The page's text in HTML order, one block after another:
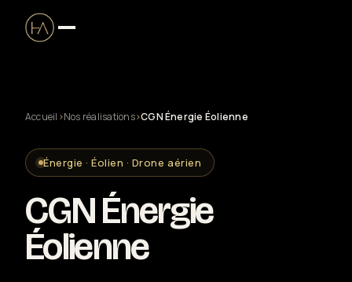
Production audiovisuelle
Clip musical
Captation live & streaming
Accueil ›Nos réalisations›CGN Énergie Éolienne
Énergie · Éolien · Drone aérien
CGN Énergie
Éolienne